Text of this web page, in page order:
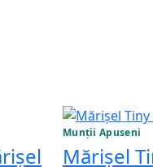
Munții Apuseni
Mărişel